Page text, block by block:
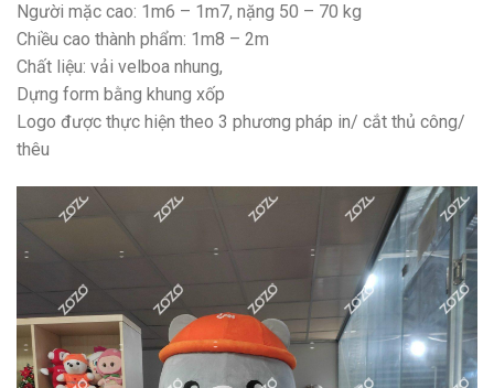
Người mặc cao: 1m6 – 1m7, nặng 50 – 70 kg
Chiều cao thành phẩm: 1m8 – 2m
Chất liệu: vải velboa nhung,
Dựng form bằng khung xốp
Logo được thực hiện theo 3 phương pháp in/ cắt thủ công/
thêu